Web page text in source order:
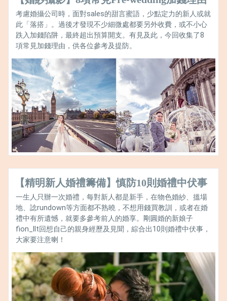
考慮婚攝公司時，面對sales的甜言蜜語，少點定力的新人或就
此「落搭」。過後才發現不少細微處都要另外收費，或不小心
跌入加錢陷阱，最終超出預算開支。有見及此，今回收集了8
項常見加錢理由，供各位參考及提防。
【精明新人婚禮籌備】慎防10則婚禮中伏事
一生人只辦一次婚禮，每對新人都是新手，在物色婚紗、搵場
地、諗rundown等方面都不熟曉，不想用錢買教訓，或者在婚
禮中有所遺憾，就要多參考前人的婚享。剛圓婚的新娘子
fion_llt回想自己的親身經歷及見聞，綜合出10則婚禮中伏事，
大家要注意喇！